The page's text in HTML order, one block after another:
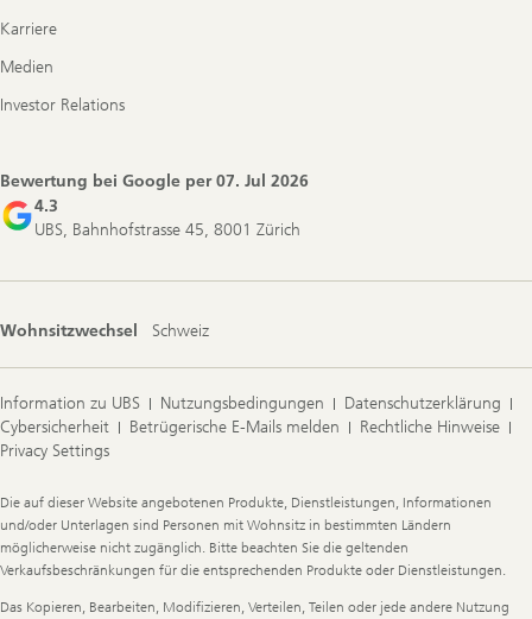
Karriere
Medien
Investor Relations
Bewertung bei Google per07. Jul 2026
4.3
UBS, Bahnhofstrasse 45, 8001 Zürich
Wohnsitzwechsel Schweiz
Information zu UBS Nutzungsbedingungen
Datenschutzerklärung
Cybersicherheit
Betrügerische E-Mails melden
Rechtliche Hinweise
Privacy Settings
Legal
Information
Die auf dieser Website angebotenen Produkte, Dienstleistungen, Informationen
und/oder Unterlagen sind Personen mit Wohnsitz in bestimmten Ländern
möglicherweise nicht zugänglich. Bitte beachten Sie die geltenden
Verkaufsbeschränkungen für die entsprechenden Produkte oder Dienstleistungen.
Das Kopieren, Bearbeiten, Modifizieren, Verteilen, Teilen oder jede andere Nutzung